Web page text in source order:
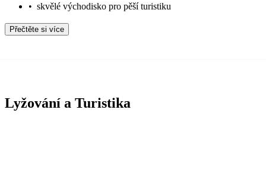
• skvělé východisko pro pěší turistiku
Přečtěte si více
Lyžování a Turistika